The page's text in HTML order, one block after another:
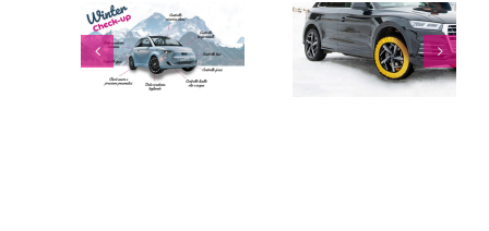
CALZE DA
NEVE O
CATENE
OBBLIGO
PNEUMATICI
INVERNALI